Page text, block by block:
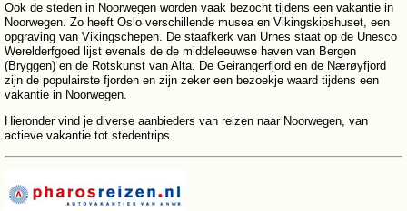
Ook de steden in Noorwegen worden vaak bezocht tijdens een vakantie in
Noorwegen. Zo heeft Oslo verschillende musea en Vikingskipshuset, een
opgraving van Vikingschepen. De staafkerk van Urnes staat op de Unesco
Werelderfgoed lijst evenals de de middeleeuwse haven van Bergen
(Bryggen) en de Rotskunst van Alta. De Geirangerfjord en de Nærøyfjord
zijn de populairste fjorden en zijn zeker een bezoekje waard tijdens een
vakantie in Noorwegen.
Hieronder vind je diverse aanbieders van reizen naar Noorwegen, van
actieve vakantie tot stedentrips.